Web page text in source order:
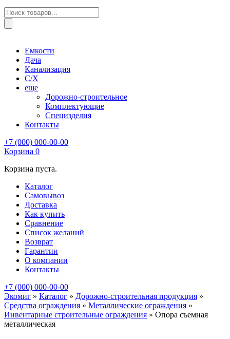
Поиск
товаров
Емкости
Дача
Канализация
С/Х
еще
Дорожно-строительное
Комплектующие
Специзделия
Контакты
+7 (000) 000-00-00
Корзина 0
Корзина пуста.
Каталог
Самовывоз
Доставка
Как купить
Сравнение
Список желаний
Возврат
Гарантии
О компании
Контакты
+7 (000) 000-00-00
Экомиг » Каталог » Дорожно-строительная продукция »
Средства ограждения » Металлические ограждения »
Инвентарные строительные ограждения » Опора съемная
металлическая